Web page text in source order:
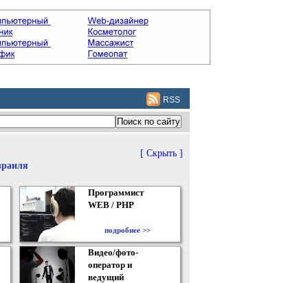
RSS
[ Скрыть ]
Программист
WEB / PHP
подробнее >>
Видео/фото-
оператор и
ведущий